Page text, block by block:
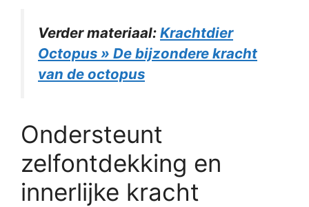
Verder materiaal: Krachtdier
Octopus » De bijzondere kracht
van de octopus
Ondersteunt
zelfontdekking en
innerlijke kracht